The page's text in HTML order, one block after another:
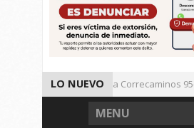
LO NUEVO
Vencen los Mineros a Correcaminos 95-76
Inicia TSJEZ Sesiones Ordinarias
MENU